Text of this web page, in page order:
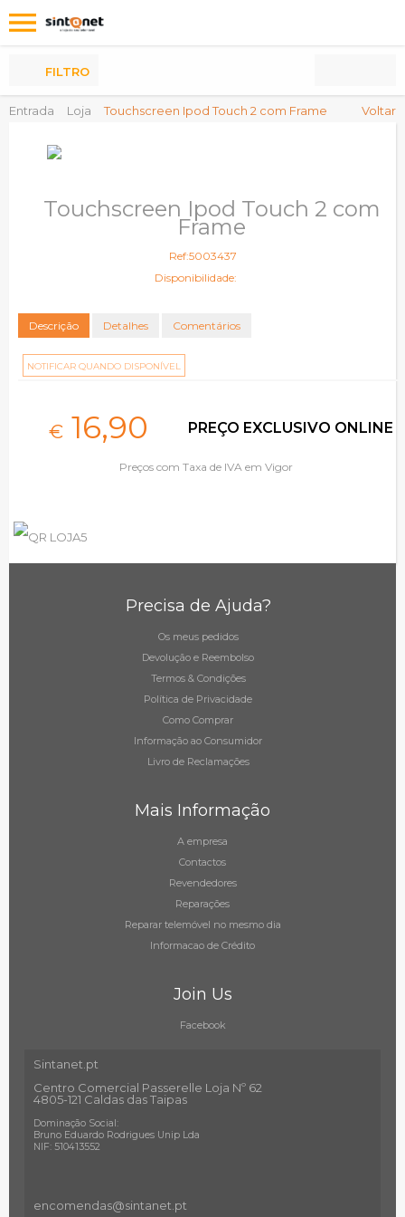
Entrada Loja Touchscreen Ipod Touch 2 com Frame Voltar
FILTRO
Touchscreen Ipod Touch 2 com
Frame
Ref:5003437
Disponibilidade:
Descrição Detalhes Comentários
NOTIFICAR QUANDO DISPONÍVEL
€ 16,90 PREÇO EXCLUSIVO ONLINE
Preços com Taxa de IVA em Vigor
Precisa de Ajuda?
Os meus pedidos
Devolução e Reembolso
Termos & Condições
Política de Privacidade
Como Comprar
Informação ao Consumidor
Livro de Reclamações
Mais Informação
A empresa
Contactos
Revendedores
Reparações
Reparar telemóvel no mesmo dia
Informacao de Crédito
Join Us
Facebook
Sintanet.pt
Centro Comercial Passerelle Loja Nº 62
4805-121 Caldas das Taipas
Dominação Social:
Bruno Eduardo Rodrigues Unip Lda
NIF: 510413552
encomendas@sintanet .pt